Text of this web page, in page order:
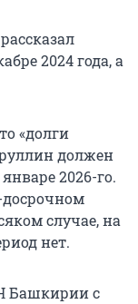
2024 года, а
«долги
должен
2026-го.
случае, на
нет.
Башкирии с